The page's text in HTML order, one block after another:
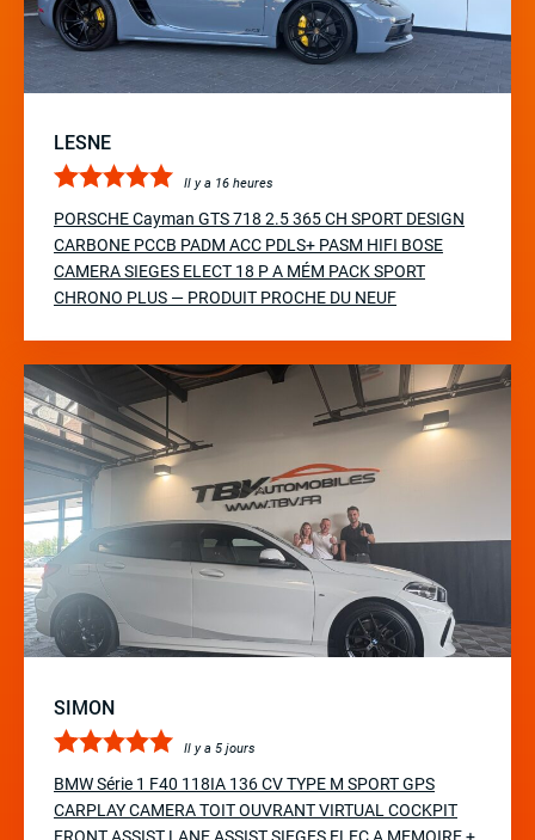
LESNE
Il y a 16 heures
PORSCHE Cayman GTS 718 2.5 365 CH SPORT DESIGN
CARBONE PCCB PADM ACC PDLS+ PASM HIFI BOSE
CAMERA SIEGES ELECT 18 P A MÉM PACK SPORT
CHRONO PLUS — PRODUIT PROCHE DU NEUF
SIMON
Il y a 5 jours
BMW Série 1 F40 118IA 136 CV TYPE M SPORT GPS
CARPLAY CAMERA TOIT OUVRANT VIRTUAL COCKPIT